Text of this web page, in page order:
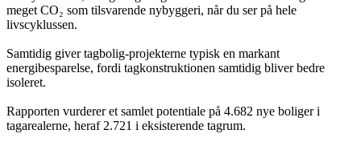
meget CO₂ som tilsvarende nybyggeri, når du ser på hele
livscyklussen.
Samtidig giver tagbolig-projekterne typisk en markant
energibesparelse, fordi tagkonstruktionen samtidig bliver bedre
isoleret.
Rapporten vurderer et samlet potentiale på 4.682 nye boliger i
tagarealerne, heraf 2.721 i eksisterende tagrum.